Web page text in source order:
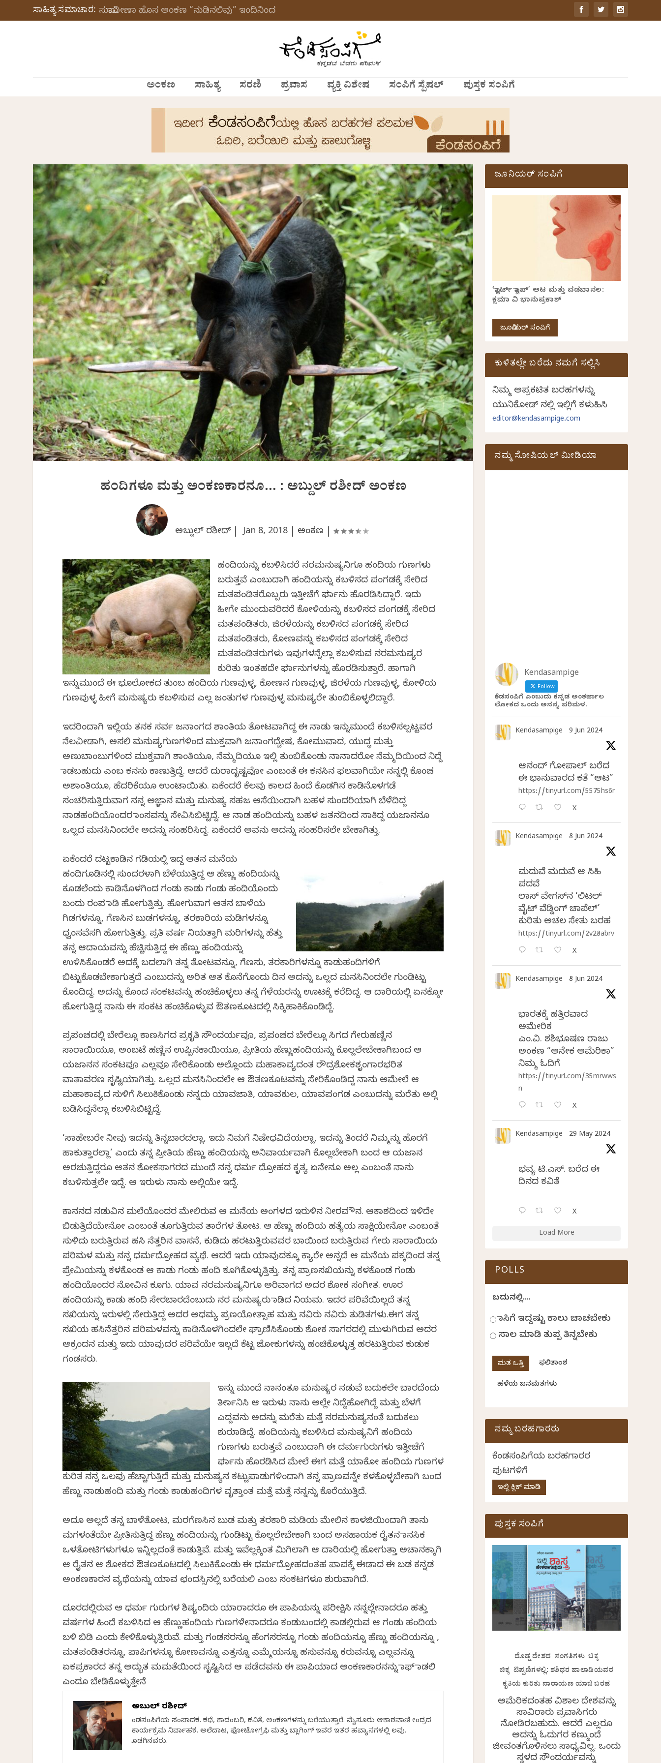
ಸಾಹಿತ್ಯ ಸಮಾಚಾರ: ಸುಮಾವೀಣಾ ಹೊಸ ಅಂಕಣ “ನುಡಿನಲಿವು” ಇಂದಿನಿಂದ
ಅಂಕಣ ಸಾಹಿತ್ಯ ಸರಣಿ ಪ್ರವಾಸ ವ್ಯಕ್ತಿ ವಿಶೇಷ ಸಂಪಿಗೆ ಸ್ಪೆಷಲ್ ಪುಸ್ತಕ ಸಂಪಿಗೆ
ಹಂದಿಗಳೂ ಮತ್ತು ಅಂಕಣಕಾರನೂ… : ಅಬ್ದುಲ್ ರಶೀದ್ ಅಂಕಣ
ಅಬ್ದುಲ್ ರಶೀದ್ |Jan 8, 2018| ಅಂಕಣ
ಹಂದಿಯನ್ನು ಕಬಳಿಸಿದರೆ ನರಮನುಷ್ಯನಿಗೂ ಹಂದಿಯ ಗುಣಗಳು
ಬರುತ್ತವೆ ಎಂಬುದಾಗಿ ಹಂದಿಯನ್ನು ಕಬಳಿಸದ ಪಂಗಡಕ್ಕೆ ಸೇರಿದ
ಮತಪಂಡಿತರೊಬ್ಬರು ಇತ್ತೀಚೆಗೆ ಫರ್ಮಾನು ಹೊರಡಿಸಿದ್ದಾರೆ. ಇದು
ಹೀಗೇ ಮುಂದುವರಿದರೆ ಕೋಳಿಯನ್ನು ಕಬಳಿಸದ ಪಂಗಡಕ್ಕೆ ಸೇರಿದ
ಮತಪಂಡಿತರು, ಜಿರಳೆಯನ್ನು ಕಬಳಿಸದ ಪಂಗಡಕ್ಕೆ ಸೇರಿದ
ಮತಪಂಡಿತರು, ಕೋಣವನ್ನು ಕಬಳಿಸದ ಪಂಗಡಕ್ಕೆ ಸೇರಿದ
ಮತಪಂಡಿತರುಗಳು ಇವುಗಳನ್ನೆಲ್ಲಾ ಕಬಳಿಸುವ ನರಮನುಷ್ಯರ
ಕುರಿತು ಇಂತಹದೇ ಫರ್ಮಾನುಗಳನ್ನು ಹೊರಡಿಸುತ್ತಾರೆ. ಹಾಗಾಗಿ
ಇನ್ನುಮುಂದೆ ಈ ಭೂಲೋಕದ ತುಂಬ ಹಂದಿಯ ಗುಣವುಳ್ಳ, ಕೋಣನ ಗುಣವುಳ್ಳ, ಜಿರಳೆಯ ಗುಣವುಳ್ಳ, ಕೋಳಿಯ
ಗುಣವುಳ್ಳ ಹೀಗೆ ಮನುಷ್ಯರು ಕಬಳಿಸುವ ಎಲ್ಲ ಜಂತುಗಳ ಗುಣವುಳ್ಳ ಮನುಷ್ಯರೇ ತುಂಬಿಕೊಳ್ಳಲಿದ್ದಾರೆ.
ಇದರಿಂದಾಗಿ ಇಲ್ಲಿಯ ತನಕ ಸರ್ವ ಜನಾಂಗದ ಶಾಂತಿಯ ತೋಟವಾಗಿದ್ದ ಈ ನಾಡು ಇನ್ನುಮುಂದೆ ಕಬಳಿಸಲ್ಪಟ್ಟವರ
ನೆಲವೀಡಾಗಿ, ಅಸಲಿ ಮನುಷ್ಯಗುಣಗಳಿಂದ ಮುಕ್ತವಾಗಿ ಜನಾಂಗದ್ವೇಷ, ಕೋಮುವಾದ, ಯುದ್ಧ ಮತ್ತು
ಅಣುಬಾಂಬುಗಳಿಂದ ಮುಕ್ತವಾಗಿ ಶಾಂತಿಯೂ, ನೆಮ್ಮದಿಯೂ ಇಲ್ಲಿ ತುಂಬಿಕೊಂಡು ನಾನಾದರೋ ನೆಮ್ಮದಿಯಿಂದ ನಿದ್ದೆ
ಮಾಡಬಹುದು ಎಂಬ ಕನಸು ಕಾಣುತ್ತಿದ್ದೆ. ಆದರೆ ದುರಾದೃಷ್ಟವೋ ಎಂಬಂತೆ ಈ ಕನಸಿನ ಫಲವಾಗಿಯೇ ನನ್ನಲ್ಲಿ ಕೊಂಚ
ಅಶಾಂತಿಯೂ, ಹೆದರಿಕೆಯೂ ಉಂಟಾಯಿತು. ಏಕೆಂದರೆ ಕೆಲವು ಕಾಲದ ಹಿಂದೆ ಕೊಡಗಿನ ಕಾಡಿನೊಳಗಡೆ
ಸಂಚರಿಸುತ್ತಿರುವಾಗ ನನ್ನ ಅಜ್ಞಾನ ಮತ್ತು ಮನುಷ್ಯ ಸಹಜ ಆಸೆಯಿಂದಾಗಿ ಬಹಳ ಸುಂದರಿಯಾಗಿ ಬೆಳೆದಿದ್ದ
ನಾಡಹಂದಿಯೊಂದರ ಮಾಂಸವನ್ನು ಸೇವಿಸಿಬಿಟ್ಟಿದ್ದೆ. ಆ ನಾಡ ಹಂದಿಯನ್ನು ಬಹಳ ಜತನದಿಂದ ಸಾಕಿದ್ದ ಯಜಮಾನನೂ
ಒಲ್ಲದ ಮನಸಿನಿಂದಲೇ ಅದನ್ನು ಸಂಹರಿಸಿದ್ದ. ಏಕೆಂದರೆ ಅವನು ಅದನ್ನು ಸಂಹರಿಸಲೇ ಬೇಕಾಗಿತ್ತು.
ಏಕೆಂದರೆ ದಟ್ಟಕಾಡಿನ ಗಡಿಯಲ್ಲಿ ಇದ್ದ ಆತನ ಮನೆಯ
ಹಂದಿಗೂಡಿನಲ್ಲಿ ಸುಂದರಳಾಗಿ ಬೆಳೆಯುತ್ತಿದ್ದ ಆ ಹೆಣ್ಣು ಹಂದಿಯನ್ನು
ಕೂಡಲೆಂದು ಕಾಡಿನೊಳಗಿಂದ ಗಂಡು ಕಾಡು ಗಂಡು ಹಂದಿಯೊಂದು
ಬಂದು ರಂಪ ಮಾಡಿ ಹೋಗುತ್ತಿತ್ತು. ಹೋಗುವಾಗ ಆತನ ಬಾಳೆಯ
ಗಿಡಗಳನ್ನೂ, ಗೆಣಸಿನ ಬುಡಗಳನ್ನೂ, ತರಕಾರಿಯ ಮಡಿಗಳನ್ನೂ
ಧ್ವಂಸವೆಸಗಿ ಹೋಗುತ್ತಿತ್ತು. ಪ್ರತಿ ವರ್ಷ ನಿಯತ್ತಾಗಿ ಮರಿಗಳನ್ನು ಹೆತ್ತು
ತನ್ನ ಆದಾಯವನ್ನು ಹೆಚ್ಚಿಸುತ್ತಿದ್ದ ಈ ಹೆಣ್ಣು ಹಂದಿಯನ್ನು
ಉಳಿಸಿಕೊಂಡರೆ ಅದಕ್ಕೆ ಬದಲಾಗಿ ತನ್ನ ತೋಟವನ್ನೂ, ಗೆಣಸು, ತರಕಾರಿಗಳನ್ನೂ ಕಾಡುಹಂದಿಗಳಿಗೆ
ಬಿಟ್ಟುಕೊಡಬೇಕಾಗುತ್ತದೆ ಎಂಬುದನ್ನು ಅರಿತ ಆತ ಕೊನೆಗೊಂದು ದಿನ ಅದನ್ನು ಒಲ್ಲದ ಮನಸಿನಿಂದಲೇ ಗುಂಡಿಟ್ಟು
ಕೊಂದಿದ್ದ. ಅದನ್ನು ಕೊಂದ ಸಂಕಟವನ್ನು ಹಂಚಿಕೊಳ್ಳಲು ತನ್ನ ಗೆಳೆಯರನ್ನು ಊಟಕ್ಕೆ ಕರೆದಿದ್ದ. ಆ ದಾರಿಯಲ್ಲಿ ಏನಕ್ಕೋ
ಹೋಗುತ್ತಿದ್ದ ನಾನು ಈ ಸಂಕಟ ಹಂಚಿಕೊಳ್ಳುವ ಔತಣಕೂಟದಲ್ಲಿ ಸಿಕ್ಕಿಹಾಕಿಕೊಂಡಿದ್ದೆ.
ಪ್ರಪಂಚದಲ್ಲಿ ಬೇರೆಲ್ಲೂ ಕಾಣಸಿಗದ ಪ್ರಕೃತಿ ಸೌಂದರ್ಯವೂ, ಪ್ರಪಂಚದ ಬೇರೆಲ್ಲೂ ಸಿಗದ ಗೇರುಹಣ್ಣಿನ
ಸಾರಾಯಿಯೂ, ಅಂಬಟೆ ಹಣ್ಣಿನ ಉಪ್ಪಿನಕಾಯಿಯೂ, ಪ್ರೀತಿಯ ಹೆಣ್ಣುಹಂದಿಯನ್ನು ಕೊಲ್ಲಲೇಬೇಕಾಗಿಬಂದ ಆ
ಯಜಮಾನನ ಸಂಕಟವೂ ಎಲ್ಲವೂ ಸೇರಿಕೊಂಡು ಅಲ್ಲೊಂದು ಮಹಾಕಾವ್ಯದಂತ ರೌದ್ರಶೋಕಶೃಂಗಾರಭರಿತ
ವಾತಾವರಣ ಸೃಷ್ಟಿಯಾಗಿತ್ತು. ಒಲ್ಲದ ಮನಸಿನಿಂದಲೇ ಆ ಔತಣಕೂಟವನ್ನು ಸೇರಿಕೊಂಡಿದ್ದ ನಾನು ಆಮೇಲೆ ಆ
ಮಹಾಕಾವ್ಯದ ಸುಳಿಗೆ ಸಿಲುಕಿಕೊಂಡು ನನ್ನದು ಯಾವಜಾತಿ, ಯಾವಕುಲ, ಯಾವಪಂಗಡ ಎಂಬುದನ್ನು ಮರೆತು ಅಲ್ಲಿ
ಬಡಿಸಿದ್ದನೆಲ್ಲಾ ಕಬಳಿಸಿಬಿಟ್ಟಿದ್ದೆ.
‘ಸಾಹೇಬರೇ ನೀವು ಇದನ್ನು ತಿನ್ನಬಾರದಲ್ಲಾ, ಇದು ನಿಮಗೆ ನಿಷೇಧವಿದೆಯಲ್ಲಾ, ಇದನ್ನು ತಿಂದರೆ ನಿಮ್ಮನ್ನು ಹೊರಗೆ
ಹಾಕುತ್ತಾರಲ್ಲಾ’ ಎಂದು ತನ್ನ ಪ್ರೀತಿಯ ಹೆಣ್ಣು ಹಂದಿಯನ್ನು ಅನಿವಾರ್ಯವಾಗಿ ಕೊಲ್ಲಬೇಕಾಗಿ ಬಂದ ಆ ಯಜಮಾನ
ಅರಚುತ್ತಿದ್ದರೂ ಆತನ ಶೋಕಸಾಗರದ ಮುಂದೆ ನನ್ನ ಧರ್ಮ ದ್ರೋಹದ ಕೃತ್ಯ ಏನೇನೂ ಅಲ್ಲ ಎಂಬಂತೆ ನಾನು
ಕಬಳಿಸುತ್ತಲೇ ಇದ್ದೆ. ಆ ಇರುಳು ನಾನು ಅಲ್ಲಿಯೇ ಇದ್ದೆ.
ಕಾನನದ ನಡುವಿನ ಮಲೆಯೊಂದರ ಮೇಲಿರುವ ಆ ಮನೆಯ ಅಂಗಳದ ಇರುಳಿನ ನೀರವ ಮೌನ. ಆಕಾಶದಿಂದ ಇಳಿದೇ
ಬಿಡುತ್ತಿದೆಯೇನೋ ಎಂಬಂತೆ ತೂಗುತ್ತಿರುವ ತಾರೆಗಳ ತೋಟ. ಆ ಹೆಣ್ಣು ಹಂದಿಯ ಹತ್ಯೆಯ ಸಾಕ್ಷಿಯೇನೋ ಎಂಬಂತೆ
ಸುಳಿದು ಬರುತ್ತಿರುವ ಹಸಿ ನೆತ್ತರಿನ ವಾಸನೆ, ಕುಡಿದು ಹರಟುತ್ತಿರುವವರ ಬಾಯಿಂದ ಬರುತ್ತಿರುವ ಗೇರು ಸಾರಾಯಿಯ
ಪರಿಮಳ ಮತ್ತು ನನ್ನ ಧರ್ಮದ್ರೋಹದ ವ್ಯಥೆ. ಆದರೆ ಇದು ಯಾವುದಕ್ಕೂ ಕ್ಯಾರೇ ಅನ್ನದೆ ಆ ಮನೆಯ ಪಕ್ಕದಿಂದ ತನ್ನ
ಪ್ರೇಮಿಯನ್ನು ಕಳಕೊಂಡ ಆ ಕಾಡು ಗಂಡು ಹಂದಿ ಕೂಗಿಕೊಳ್ಳುತ್ತಿತ್ತು. ತನ್ನ ಪ್ರಾಣಸಖಿಯನ್ನು ಕಳಕೊಂಡ ಗಂಡು
ಹಂದಿಯೊಂದರ ನೋವಿನ ಕೂಗು. ಯಾವ ನರಮನುಷ್ಯನಿಗೂ ಅರಿವಾಗದ ಅದರ ಶೋಕ ಸಂಗೀತ. ಊರ
ಹಂದಿಯನ್ನು ಕಾಡು ಹಂದಿ ಸೇರಬಾರದೆಂಬುದು ನರ ಮನುಷ್ಯರು ಮಾಡಿದ ನಿಯಮ. ಇದರ ಪರಿವೆಯಿಲ್ಲದೆ ತನ್ನ
ಸಖಿಯನ್ನು ಇರುಳಲ್ಲಿ ಸೇರುತ್ತಿದ್ದ ಅದರ ಅಧಮ್ಯ ಪ್ರಣಯೋತ್ಸಾಹ ಮತ್ತು ನವಿರು ನವಿರು ತುಡಿತಗಳು.ಈಗ ತನ್ನ
ಸಖಿಯ ಹಸಿನೆತ್ತರಿನ ಪರಿಮಳವನ್ನು ಕಾಡಿನೊಳಗಿಂದಲೇ ಘ್ರಾಣಿಸಿಕೊಂಡು ಶೋಕ ಸಾಗರದಲ್ಲಿ ಮುಳುಗಿರುವ ಅದರ
ಆಕ್ರಂದನ ಮತ್ತು ಇದು ಯಾವುದರ ಪರಿವೆಯೇ ಇಲ್ಲದೆ ಕೆಟ್ಟ ಜೋಕುಗಳನ್ನು ಹಂಚಿಕೊಳ್ಳುತ್ತ ಹರಟುತ್ತಿರುವ ಕುಡುಕ
ಗಂಡಸರು.
ಇನ್ನು ಮುಂದೆ ನಾನಂತೂ ಮನುಷ್ಯರ ನಡುವೆ ಬದುಕಲೇ ಬಾರದೆಂದು
ತೀರ್ಮಾನಿಸಿ ಆ ಇರುಳು ನಾನು ಅಲ್ಲೇ ನಿದ್ದೆಹೋಗಿದ್ದೆ ಮತ್ತು ಬೆಳಗೆ
ಎದ್ದವನು ಅದನ್ನು ಮರೆತು ಮತ್ತೆ ನರಮನುಷ್ಯನಂತೆ ಬದುಕಲು
ಶುರುಮಾಡಿದ್ದೆ. ಹಂದಿಯನ್ನು ಕಬಳಿಸಿದ ಮನುಷ್ಯನಿಗೆ ಹಂದಿಯ
ಗುಣಗಳು ಬರುತ್ತವೆ ಎಂಬುದಾಗಿ ಈ ದರ್ಮಗುರುಗಳು ಇತ್ತೀಚೆಗೆ
ಫರ್ಮಾನು ಹೊರಡಿಸಿದ ಮೇಲೆ ಈಗ ಮತ್ತೆ ಯಾಕೋ ಹಂದಿಯ ಗುಣಗಳ
ಕುರಿತ ನನ್ನ ಒಲವು ಹೆಚ್ಚಾಗುತ್ತಿದೆ ಮತ್ತು ಮನುಷ್ಯನ ಕಟ್ಟುಪಾಡುಗಳಿಂದಾಗಿ ತನ್ನ ಪ್ರಾಣವನ್ನೇ ಕಳಕೊಳ್ಳಬೇಕಾಗಿ ಬಂದ
ಹೆಣ್ಣು ನಾಡುಹಂದಿ ಮತ್ತು ಗಂಡು ಕಾಡುಹಂದಿಗಳ ವೃತ್ತಾಂತ ಮತ್ತೆ ಮತ್ತೆ ನನ್ನನ್ನು ಕೊರೆಯುತ್ತಿದೆ.
ಅದೂ ಅಲ್ಲದೆ ತನ್ನ ಬಾಳೆತೋಟ, ಮರಗೆಣಸಿನ ಬುಡ ಮತ್ತು ತರಕಾರಿ ಮಡಿಯ ಮೇಲಿನ ಕಾಳಜಿಯಿಂದಾಗಿ ತಾನು
ಮಗಳಂತೆಯೇ ಪ್ರೀತಿಸುತ್ತಿದ್ದ ಹೆಣ್ಣು ಹಂದಿಯನ್ನು ಗುಂಡಿಟ್ಟು ಕೊಲ್ಲಲೇಬೇಕಾಗಿ ಬಂದ ಅಸಹಾಯಕ ರೈತನ ಮಾನಸಿಕ
ಒಳತೋಟಿಗಳುಗಳೂ ಇನ್ನಿಲ್ಲದಂತೆ ಕಾಡುತ್ತಿವೆ. ಮತ್ತು ಇವೆಲ್ಲಕ್ಕಿಂತ ಮಿಗಿಲಾಗಿ ಆ ದಾರಿಯಲ್ಲಿ ಹೋಗುತ್ತಾ ಅಚಾನಕ್ಕಾಗಿ
ಆ ರೈತನ ಆ ಶೋಕದ ಔತಣಕೂಟದಲ್ಲಿ ಸಿಲುಕಿಕೊಂಡು ಈ ಧರ್ಮದ್ರೋಹದಂತಹ ಪಾಪಕ್ಕೆ ಈಡಾದ ಈ ಬಡ ಕನ್ನಡ
ಅಂಕಣಕಾರನ ವ್ಯಥೆಯನ್ನು ಯಾವ ಛಂದಸ್ಸಿನಲ್ಲಿ ಬರೆಯಲಿ ಎಂಬ ಸಂಕಟಗಳೂ ಶುರುವಾಗಿದೆ.
ದೂರದಲ್ಲಿರುವ ಆ ಧರ್ಮ ಗುರುಗಳ ಶಿಷ್ಯಂದಿರು ಯಾರಾದರೂ ಈ ಪಾಪಿಯನ್ನು ಪರೀಕ್ಷಿಸಿ ನನ್ನಲ್ಲೇನಾದರೂ ಹತ್ತು
ವರ್ಷಗಳ ಹಿಂದೆ ಕಬಳಿಸಿದ ಆ ಹೆಣ್ಣುಹಂದಿಯ ಗುಣಗಳೇನಾದರೂ ಕಂಡುಬಂದಲ್ಲಿ ಕಾಡಲ್ಲಿರುವ ಆ ಗಂಡು ಹಂದಿಯ
ಬಳಿ ಬಿಡಿ ಎಂದು ಕೇಳಿಕೊಳ್ಳುತ್ತಿರುವೆ. ಮತ್ತು ಗಂಡಸರನ್ನೂ ಹೆಂಗಸರನ್ನೂ ಗಂಡು ಹಂದಿಯನ್ನೂ ಹೆಣ್ಣು ಹಂದಿಯನ್ನೂ ,
ಮತಪಂಡಿತರನ್ನೂ, ಪಾಪಿಗಳನ್ನೂ ಕೋಣವನ್ನೂ ಎತ್ತನ್ನೂ ಎಮ್ಮೆಯನ್ನೂ ಹಸುವನ್ನೂ ಕರುವನ್ನೂ ಎಲ್ಲವನ್ನೂ
ಏಕಪ್ರಕಾರದ ತನ್ನ ಅದ್ಭುತ ಮಮತೆಯಿಂದ ಸೃಷ್ಟಿಸಿದ ಆ ಪಡೆದವನು ಈ ಪಾಪಿಯಾದ ಅಂಕಣಕಾರನನ್ನು ಮಾಫ್ ಮಾಡಲಿ
ಎಂದೂ ಬೇಡಿಕೊಳ್ಳುತ್ತೇನೆ
ಅಬ್ದುಲ್ ರಶೀದ್
ಕೆಂಡಸಂಪಿಗೆಯ ಸಂಪಾದಕ. ಕಥೆ, ಕಾದಂಬರಿ, ಕವಿತೆ, ಅಂಕಣಗಳನ್ನು ಬರೆಯುತ್ತಾರೆ. ಮೈಸೂರು ಆಕಾಶವಾಣಿ ಕೇಂದ್ರದ
ಕಾರ್ಯಕ್ರಮ ನಿರ್ವಾಹಕ. ಅಲೆದಾಟ, ಫೋಟೋಗ್ರಫಿ ಮತ್ತು ಬ್ಲಾಗಿಂಗ್ ಇವರ ಇತರ ಹವ್ಯಾಸಗಳಲ್ಲಿ ಕೆಲವು.
ಕೊಡಗಿನವರು.
ಜೂನಿಯರ್ ಸಂಪಿಗೆ
‘ಸ್ಟಾರ್ಟ್ ಸ್ಟಾಪ್’ ಆಟ ಮತ್ತು ವಡಬಾನಲ:
ಕ್ಷಮಾ ವಿ ಭಾನುಪ್ರಕಾಶ್
ಜೂನಿಯರ್ ಸಂಪಿಗೆ
ಕುಳಿತಲ್ಲೇ ಬರೆದು ನಮಗೆ ಸಲ್ಲಿಸಿ
ನಿಮ್ಮ ಅಪ್ರಕಟಿತ ಬರಹಗಳನ್ನು
ಯುನಿಕೋಡ್ ನಲ್ಲಿ ಇಲ್ಲಿಗೆ ಕಳುಹಿಸಿ
editor@kendasampige.com
ನಮ್ಮ ಸೋಷಿಯಲ್‌ ಮೀಡಿಯಾ
Kendasampige
Follow
ಕೆಂಡಸಂಪಿಗೆ ಎಂಬುದು ಕನ್ನಡ ಅಂತರ್ಜಾಲ
ಲೋಕದ ಒಂದು ಅನನ್ಯ ಪರಿಮಳ.
Kendasampige 9 Jun 2024
ಆನಂದ್‌ ಗೋಪಾಲ್‌ ಬರೆದ
ಈ ಭಾನುವಾರದ ಕತೆ “ಆಟ”
https://tinyurl.com/5575hs6r
X
Kendasampige 8 Jun 2024
ಮದುವೆ ಮದುವೆ ಆ ಸಿಹಿ
ಪದವೆ
ಲಾಸ್‌ ವೇಗಸ್‌ನ ‘ಲಿಟಲ್
ವೈಟ್ ವೆಡ್ಡಿಂಗ್ ಚಾಪೆಲ್’
ಕುರಿತು ಅಚಲ ಸೇತು ಬರಹ
https://tinyurl.com/2v28abrv
X
Kendasampige 8 Jun 2024
ಭಾರತಕ್ಕೆ ಹತ್ತಿರವಾದ
ಅಮೇರಿಕ
ಎಂ.ವಿ. ಶಶಿಭೂಷಣ ರಾಜು
ಅಂಕಣ “ಅನೇಕ ಅಮೆರಿಕಾ”
ನಿಮ್ಮ ಓದಿಗೆ
https://tinyurl.com/35mrwws
n
X
Kendasampige 29 May 2024
ಭವ್ಯ ಟಿ.ಎಸ್. ಬರೆದ ಈ
ದಿನದ ಕವಿತೆ
X
Load More
POLLS
ಬದುಕಿನಲ್ಲಿ....
ಹಾಸಿಗೆ ಇದ್ದಷ್ಟು ಕಾಲು ಚಾಚಬೇಕು
ಸಾಲ ಮಾಡಿ ತುಪ್ಪ ತಿನ್ನಬೇಕು
ಫಲಿತಾಂಶ
ಹಳೆಯ ಜನಮತಗಳು
ನಮ್ಮ ಬರಹಗಾರರು
ಕೆಂಡಸಂಪಿಗೆಯ ಬರಹಗಾರರ
ಪುಟಗಳಿಗೆ
ಇಲ್ಲಿ ಕ್ಲಿಕ್ ಮಾಡಿ
ಪುಸ್ತಕ ಸಂಪಿಗೆ
ದೊಡ್ಡ ದೇಶದ ಸಂಗತಿಗಳು ಚಿಕ್ಕ
ಚಿಕ್ಕ ಟಿಪ್ಪಣಿಗಳಲ್ಲಿ: ಶಶಿಧರ ಹಾಲಾಡಿಯವರ
ಕೃತಿಯ ಕುರಿತು ನಾರಾಯಣ ಯಾಜಿ ಬರಹ
ಅಮೆರಿಕದಂತಹ ವಿಶಾಲ ದೇಶವನ್ನು
ಸಾವಿರಾರು ಪ್ರವಾಸಿಗರು
ನೋಡಿರಬಹುದು. ಆದರೆ ಎಲ್ಲರೂ
ಅದನ್ನು ಓದುಗರ ಕಣ್ಮುಂದೆ
ಜೀವಂತಗೊಳಿಸಲು ಸಾಧ್ಯವಿಲ್ಲ. ಒಂದು
ಸ್ಥಳದ ಸೌಂದರ್ಯವನ್ನು